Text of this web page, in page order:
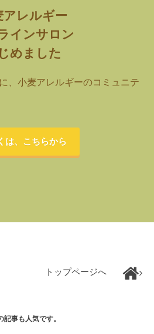
アレルギー
インサロン
めました
、小麦アレルギーのコミュニテ
は、こちらから
トップページへ
記事も人気です。